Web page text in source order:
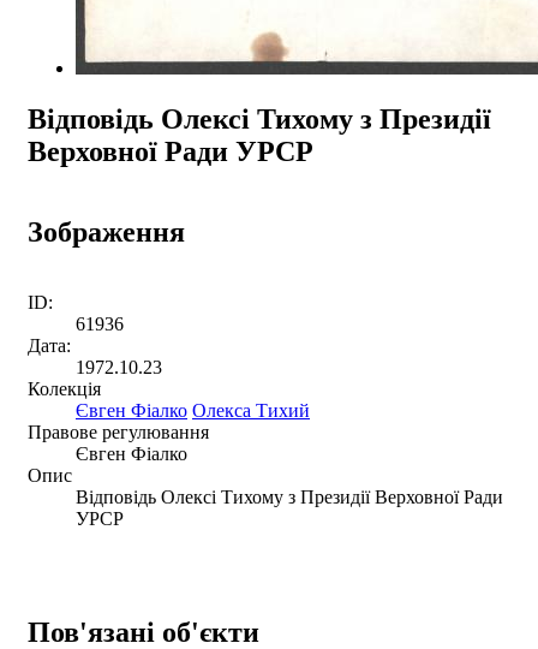
Відповідь Олексі Тихому з Президії
Верховної Ради УРСР
Зображення
ID:
61936
Дата:
1972.10.23
Колекція
Євген Фіалко Олекса Тихий
Правове регулювання
Євген Фіалко
Опис
Відповідь Олексі Тихому з Президії Верховної Ради
УРСР
Пов'язані об'єкти